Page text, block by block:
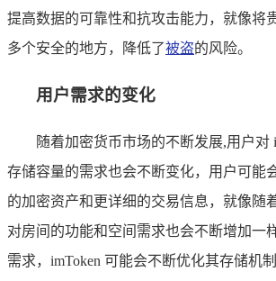
提高数据的可靠性和抗攻击能力，就像将
多个安全的地方，降低了被盗的风险。
用户需求的变化
随着加密货币市场的不断发展,用户对
存储容量的需求也会不断变化，用户可能
的加密资产和更详细的交易信息，就像随
对房间的功能和空间需求也会不断增加一
需求，imToken 可能会不断优化其存储机